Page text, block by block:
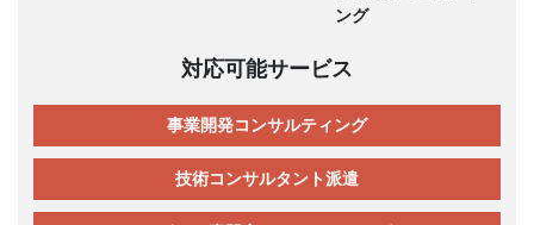
ング
対応可能サービス
事業開発コンサルティング
技術コンサルタント派遣